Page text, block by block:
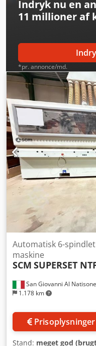
Depressor
Indryk nu en
11 millioner af
*pr. annonce/md.
San Giovanni Al Natisone
1.178 km
Automatisk 6-
maskine
SCM SUPERSET
Prisoplysninger
Stand: meget god